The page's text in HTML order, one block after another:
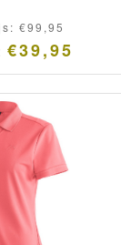
€99,95
€39,95